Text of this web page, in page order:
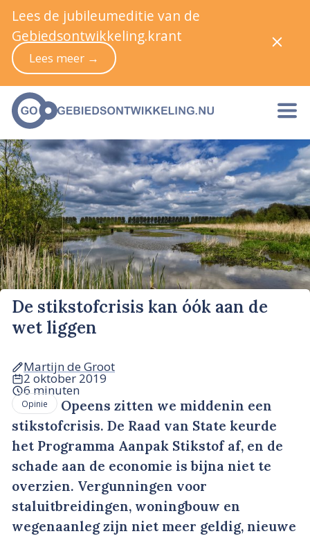
De stikstofcrisis kan óók aan de
wet liggen
Martijn de Groot
2 oktober 2019
6 minuten
Opinie
Opeens zitten we middenin een
stikstofcrisis. De Raad van State keurde
het Programma Aanpak Stikstof af, en de
schade aan de economie is bijna niet te
overzien. Vergunningen voor
staluitbreidingen, woningbouw en
wegenaanleg zijn niet meer geldig, nieuwe
Lees de jubileumeditie van de
Gebiedsontwikkeling.krant
Lees meer →